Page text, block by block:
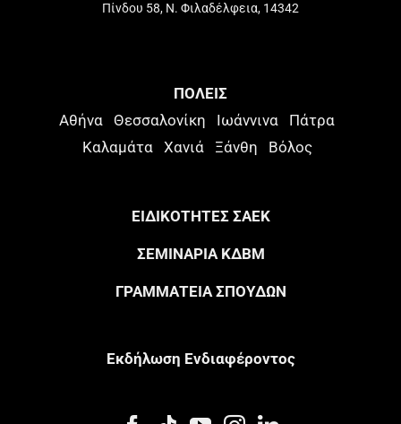
Πίνδου 58, Ν. Φιλαδέλφεια, 14342
ΠΟΛΕΙΣ
Αθήνα Θεσσαλονίκη Ιωάννινα
Πάτρα
Καλαμάτα
Χανιά Ξάνθη Βόλος
ΕΙΔΙΚΟΤΗΤΕΣ ΣΑΕΚ
ΣΕΜΙΝΑΡΙΑ ΚΔΒΜ
ΓΡΑΜΜΑΤΕΙΑ ΣΠΟΥΔΩΝ
Eκδήλωση Eνδιαφέροντος